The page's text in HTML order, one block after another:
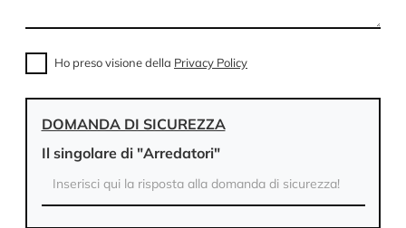
Ho preso visione della Privacy Policy
DOMANDA DI SICUREZZA
Il singolare di "Arredatori"